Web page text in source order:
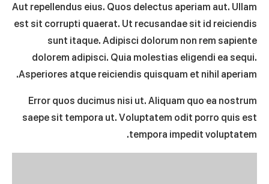
Aut repellendus eius. Quos delectus aperiam aut. Ullam
est sit corrupti quaerat. Ut recusandae sit id reiciendis
sunt itaque. Adipisci dolorum non rem sapiente
dolorem adipisci. Quia molestias eligendi ea sequi.
Asperiores atque reiciendis quisquam et nihil aperiam.
Error quos ducimus nisi ut. Aliquam quo ea nostrum
saepe sit tempora ut. Voluptatem odit porro quis est
tempora impedit voluptatem.